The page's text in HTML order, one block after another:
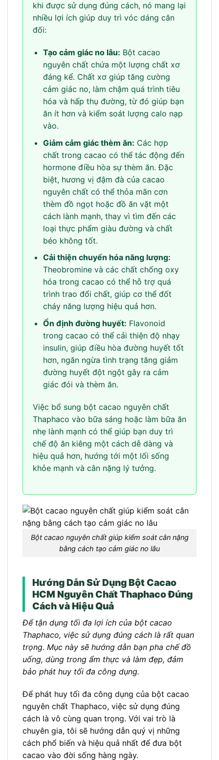
khi được sử dụng đúng cách, nó mang lại
nhiều lợi ích giúp duy trì vóc dáng cân
đối:
Tạo cảm giác no lâu: Bột cacao
nguyên chất chứa một lượng chất xơ
đáng kể. Chất xơ giúp tăng cường
cảm giác no, làm chậm quá trình tiêu
hóa và hấp thụ đường, từ đó giúp bạn
ăn ít hơn và kiểm soát lượng calo nạp
vào.
Giảm cảm giác thèm ăn: Các hợp
chất trong cacao có thể tác động đến
hormone điều hòa sự thèm ăn. Đặc
biệt, hương vị đậm đà của cacao
nguyên chất có thể thỏa mãn cơn
thèm đồ ngọt hoặc đồ ăn vặt một
cách lành mạnh, thay vì tìm đến các
loại thực phẩm giàu đường và chất
béo không tốt.
Cải thiện chuyển hóa năng lượng:
Theobromine và các chất chống oxy
hóa trong cacao có thể hỗ trợ quá
trình trao đổi chất, giúp cơ thể đốt
cháy năng lượng hiệu quả hơn.
Ổn định đường huyết: Flavonoid
trong cacao có thể cải thiện độ nhạy
insulin, giúp điều hòa đường huyết tốt
hơn, ngăn ngừa tình trạng tăng giảm
đường huyết đột ngột gây ra cảm
giác đói và thèm ăn.
Việc bổ sung bột cacao nguyên chất
Thaphaco vào bữa sáng hoặc làm bữa ăn
nhẹ lành mạnh có thể giúp bạn duy trì
chế độ ăn kiêng một cách dễ dàng và
hiệu quả hơn, hướng tới một lối sống
khỏe mạnh và cân nặng lý tưởng.
Bột cacao nguyên chất giúp kiểm soát cân nặng
bằng cách tạo cảm giác no lâu
Hướng Dẫn Sử Dụng Bột Cacao
HCM Nguyên Chất Thaphaco Đúng
Cách và Hiệu Quả
Để tận dụng tối đa lợi ích của bột cacao
Thaphaco, việc sử dụng đúng cách là rất quan
trọng. Mục này sẽ hướng dẫn bạn pha chế đồ
uống, dùng trong ẩm thực và làm đẹp, đảm
bảo phát huy tối đa công dụng.
Để phát huy tối đa công dụng của bột cacao
nguyên chất Thaphaco, việc sử dụng đúng
cách là vô cùng quan trọng. Với vai trò là
chuyên gia, tôi sẽ hướng dẫn quý vị những
cách phổ biến và hiệu quả nhất để đưa bột
cacao vào đời sống hàng ngày.